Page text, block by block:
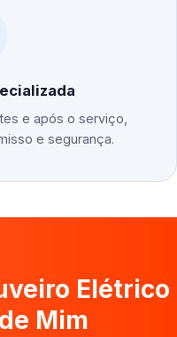
e após o serviço,
e segurança.
Elétrico
Mim